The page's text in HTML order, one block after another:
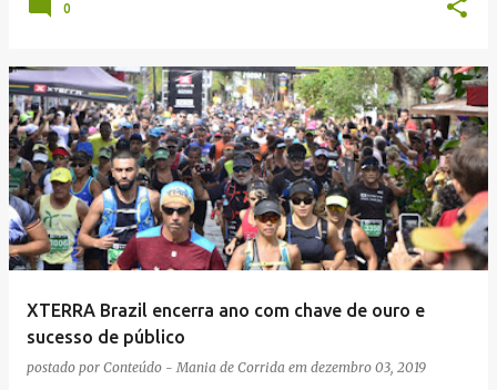
0
XTERRA Brazil encerra ano com chave de ouro e
sucesso de público
postado por Conteúdo - Mania de Corrida em dezembro 03, 2019